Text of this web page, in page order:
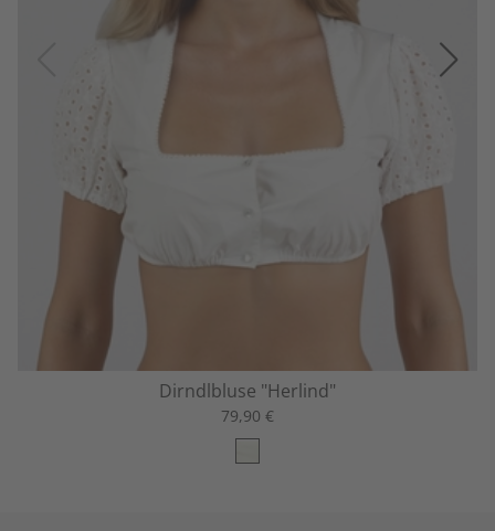
Dirndlbluse "Herlind"
79,90 €